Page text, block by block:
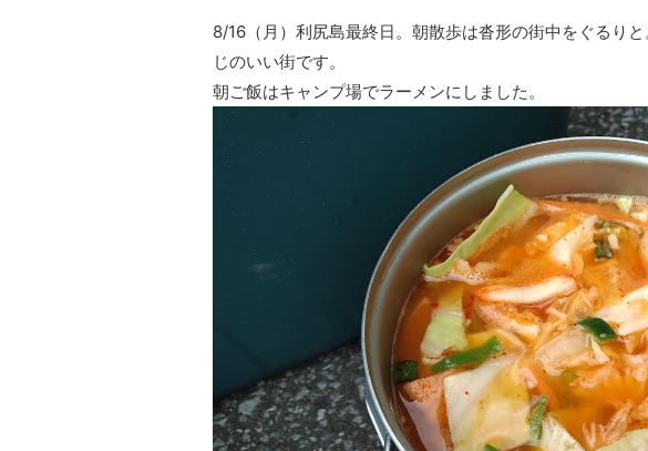
8/16（月）利尻島最終日。朝散歩は沓形の街中をぐるり
じのいい街です。
朝ご飯はキャンプ場でラーメンにしました。